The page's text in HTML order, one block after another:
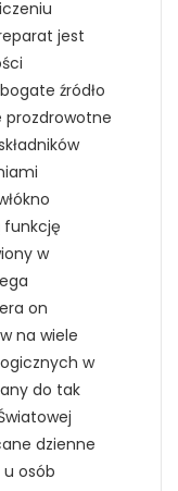
jest
źródło
prozdrowotne
funkcję
w
on
na wiele
w
do tak
dzienne
osób